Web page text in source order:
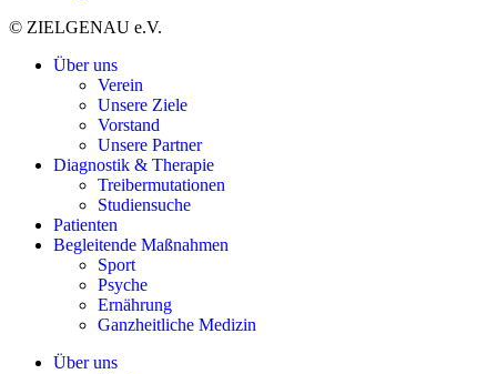
© ZIELGENAU e.V.
Über uns
Verein
Unsere Ziele
Vorstand
Unsere Partner
Diagnostik & Therapie
Treibermutationen
Studiensuche
Patienten
Begleitende Maßnahmen
Sport
Psyche
Ernährung
Ganzheitliche Medizin
Über uns